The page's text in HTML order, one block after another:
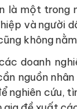
là một trong
và người
không
doanh
nguồn
nghiên cứu,